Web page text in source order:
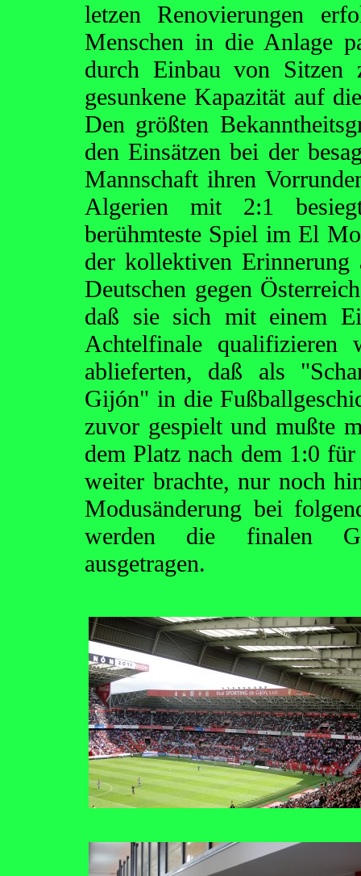
letzen Renovierungen
Menschen in die Anlage
durch Einbau von Sitzen
gesunkene Kapazität auf
Den größten
den Einsätzen bei der
Mannschaft ihren
Algerien mit 2:1
berühmteste Spiel im El
der kollektiven
Deutschen gegen
daß sie sich mit einem
Achtelfinale
ablieferten, daß als
Gijón" in die
zuvor gespielt und mußte
dem Platz nach dem 1:0
weiter brachte, nur noch
Modusänderung bei
werden die finalen
ausgetragen.